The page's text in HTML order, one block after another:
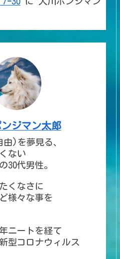
ジマン太郎
由)を夢見る、
ない
30代男性。
くなさに
様々な事を
ニートを経て
型コロナウィルス